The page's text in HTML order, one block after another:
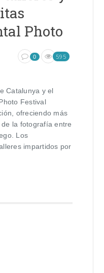
Photo
0 595
Catalunya y el
Festival
ofreciendo más
la fotografía entre
Los
impartidos por